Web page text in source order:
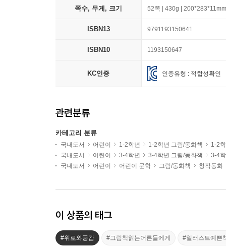
쪽수, 무게, 크기 52쪽 | 430g | 200*283*11mm
ISBN13 9791193150641
ISBN10 1193150647
KC인증 인증유형 : 적합성확인
관련분류
카테고리 분류
국내도서 어린이 1-2학년 1-2학년 그림/동화책
1-2
국내도서
어린이 3-4학년 3-4학년 그림/동화책
3-4
국내도서
어린이 어린이 문학 그림/동화책 창작동화
이 상품의 태그
#위로와공감 #그림책읽는어른들에게 #일러스트예쁜